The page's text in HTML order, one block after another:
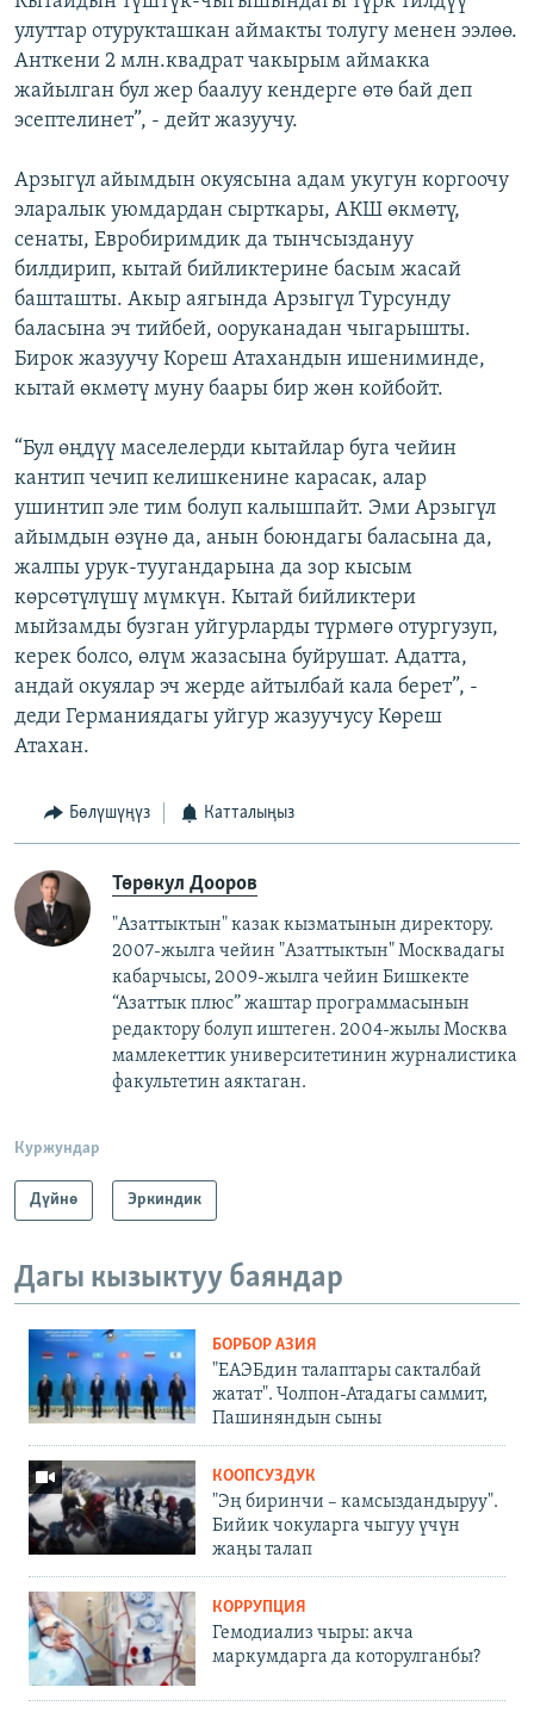
улуттар отурукташкан аймакты толугу менен ээлөө.
Анткени 2 млн.квадрат чакырым аймакка
жайылган бул жер баалуу кендерге өтө бай деп
эсептелинет”, - дейт жазуучу.
Арзыгүл айымдын окуясына адам укугун коргоочу
эларалык уюмдардан сырткары, АКШ өкмөтү,
сенаты, Евробиримдик да тынчсыздануу
билдирип, кытай бийликтерине басым жасай
башташты. Акыр аягында Арзыгүл Турсунду
баласына эч тийбей, ооруканадан чыгарышты.
Бирок жазуучу Кореш Атахандын ишениминде,
кытай өкмөтү муну баары бир жөн койбойт.
“Бул өңдүү маселелерди кытайлар буга чейин
кантип чечип келишкенине карасак, алар
ушинтип эле тим болуп калышпайт. Эми Арзыгүл
айымдын өзүнө да, анын боюндагы баласына да,
жалпы урук-туугандарына да зор кысым
көрсөтүлүшү мүмкүн. Кытай бийликтери
мыйзамды бузган уйгурларды түрмөгө отургузуп,
керек болсо, өлүм жазасына буйрушат. Адатта,
андай окуялар эч жерде айтылбай кала берет”, -
деди Германиядагы уйгур жазуучусу Көреш
Атахан.
Бөлүшүңүз Катталыңыз
Төрөкул Дооров
"Азаттыктын" казак кызматынын директору.
2007-жылга чейин "Азаттыктын" Москвадагы
кабарчысы, 2009-жылга чейин Бишкекте
“Азаттык плюс” жаштар программасынын
редактору болуп иштеген. 2004-жылы Москва
мамлекеттик университетинин журналистика
факультетин аяктаган.
Куржундар
Дүйнө Эркиндик
Дагы кызыктуу баяндар
БОРБОР АЗИЯ
"ЕАЭБдин талаптары сакталбай
жатат". Чолпон-Атадагы саммит,
Пашиняндын сыны
КООПСУЗДУК
"Эң биринчи – камсыздандыруу".
Бийик чокуларга чыгуу үчүн
жаңы талап
КОРРУПЦИЯ
Гемодиализ чыры: акча
маркумдарга да которулганбы?